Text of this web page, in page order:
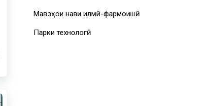
Мавзҳои нави илмӣ-фармоишӣ
Парки технологӣ